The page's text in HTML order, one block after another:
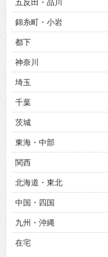
錦糸町・小岩
都下
神奈川
埼玉
千葉
茨城
東海・中部
関西
北海道・東北
中国・四国
九州・沖縄
在宅